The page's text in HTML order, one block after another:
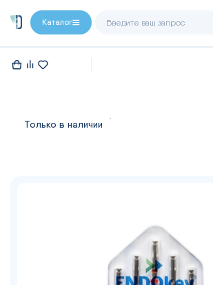
Каталог
Только в наличии